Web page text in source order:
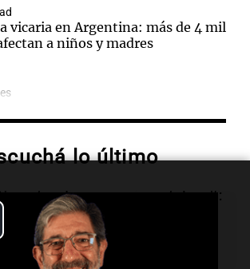
vicaria en Argentina: más de 4 mil
a niños y madres
y Aprilia se adueña del podio en
resistentes al calor que
tu jardín sin esfuerzo
lo último
entendíamos qué cantaban”:
del club de Irlanda
por hinchas argentinos
Domingos